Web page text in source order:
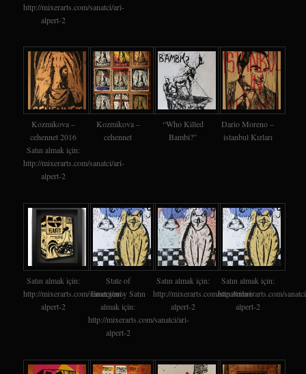
http://mixerarts.com/sanatci/ari-
alpert-2
Kozmikova –
cehennet 2016
Satın almak için:
http://mixerarts.com/sanatci/ari-
alpert-2
Kozmikova –
cehennet
“Who Killed
Bambi?”
Dario Moreno –
istanbul Kızları
Satın almak için:
http://mixerarts.com/sanatci/ari-
alpert-2
State of
Emergency Satın
almak için:
http://mixerarts.com/sanatci/ari-
alpert-2
Satın almak için:
http://mixerarts.com/sanatci/ari-
alpert-2
Satın almak için:
http://mixerarts.com/
alpert-2